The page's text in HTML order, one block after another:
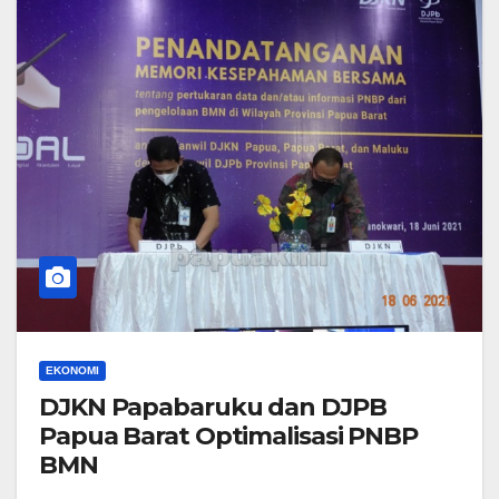
EKONOMI
DJKN Papabaruku dan DJPB
Papua Barat Optimalisasi PNBP
BMN